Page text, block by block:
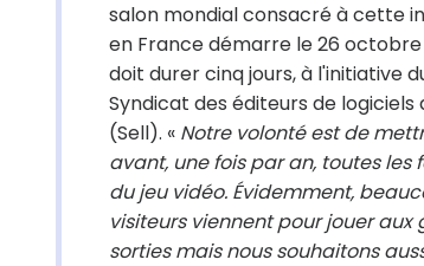
salon mondial consacré à cette
en France démarre le 26 octobre
doit durer cinq jours, à l'initiative
Syndicat des éditeurs de logiciels
(Sell). « Notre volonté est de
avant, une fois par an, toutes les
du jeu vidéo. Évidemment,
visiteurs viennent pour jouer aux
sorties mais nous souhaitons